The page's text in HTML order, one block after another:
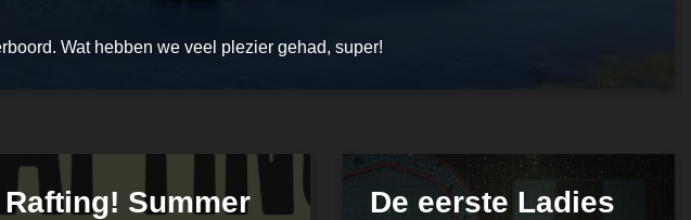
Wat hebben we veel plezier gehad, super!
Rafting! Summer
De eerste Ladies